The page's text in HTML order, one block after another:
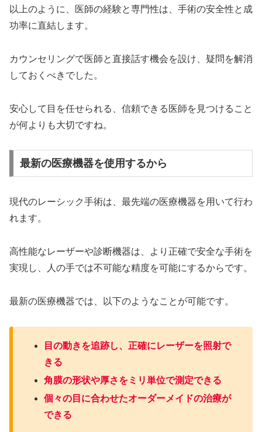
以上のように、医師の経験と専門性は、手術の安全性と成
功率に直結します。
カウンセリングで医師と直接話す機会を設け、疑問を解消
しておくべきでした。
安心して目を任せられる、信頼できる医師を見つけること
が何よりも大切ですね。
最新の医療機器を使用するから
現代のレーシック手術は、最先端の医療機器を用いて行わ
れます。
高性能なレーザーや診断機器は、より正確で安全な手術を
実現し、人の手では不可能な精度を可能にするからです。
最新の医療機器では、以下のようなことが可能です。
目の動きを追跡し、正確にレーザーを照射で
きる
角膜の形状や厚さをミリ単位で測定できる
個々の目に合わせたオーダーメイドの治療が
できる